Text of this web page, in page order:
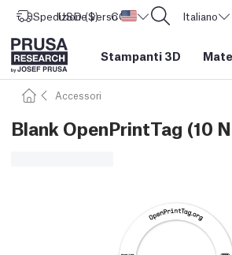
Spedizione verso Stati Uniti d'America
USD ($) CORE One L: Ora disponibile! Italiano
Stampanti 3D
Accessori
Blank OpenPrintTag (10